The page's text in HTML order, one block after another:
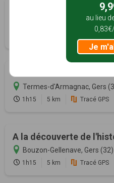
Autour du château
Termes-d'Armagnac, Gers
1h15 5 km Tracé GPS
A la découverte de
Bouzon-Gellenave, Gers (32)
1h15 5 km Tracé GPS
au lieu
Je